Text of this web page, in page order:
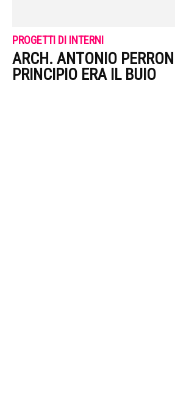
PROGETTI DI INTERNI
ARCH. ANTONIO
PRINCIPIO ERA IL BUIO